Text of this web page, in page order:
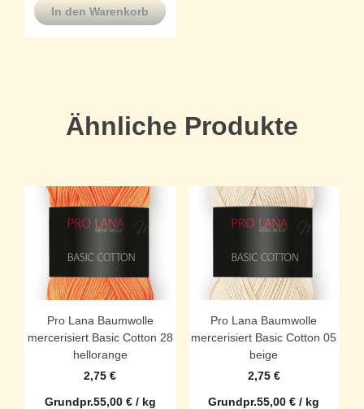
In den Warenkorb
Ähnliche Produkte
Pro Lana Baumwolle
mercerisiert Basic Cotton 28
hellorange
2,75€
Grundpr.55,00 €/ kg
Pro Lana Baumwolle
mercerisiert Basic Cotton 05
beige
2,75 €
Grundpr.55,00€ / kg